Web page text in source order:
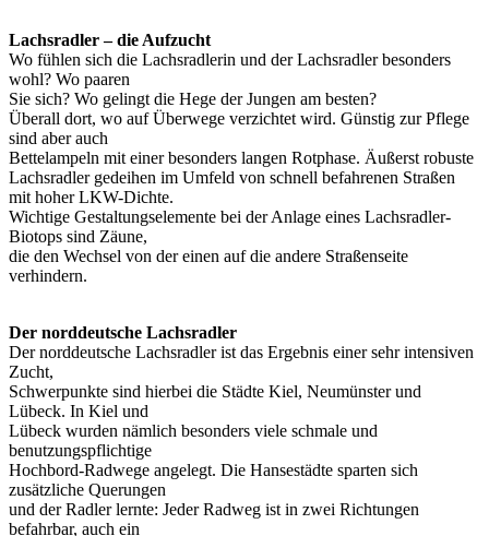
Lachsradler – die Aufzucht
Wo fühlen sich die Lachsradlerin und der Lachsradler besonders
wohl? Wo paaren
Sie sich? Wo gelingt die Hege der Jungen am besten?
Überall dort, wo auf Überwege verzichtet wird. Günstig zur Pflege
sind aber auch
Bettelampeln mit einer besonders langen Rotphase. Äußerst robuste
Lachsradler gedeihen im Umfeld von schnell befahrenen Straßen
mit hoher LKW-Dichte.
Wichtige Gestaltungselemente bei der Anlage eines Lachsradler-
Biotops sind Zäune,
die den Wechsel von der einen auf die andere Straßenseite
verhindern.
Der norddeutsche Lachsradler
Der norddeutsche Lachsradler ist das Ergebnis einer sehr intensiven
Zucht,
Schwerpunkte sind hierbei die Städte Kiel, Neumünster und
Lübeck. In Kiel und
Lübeck wurden nämlich besonders viele schmale und
benutzungspflichtige
Hochbord-Radwege angelegt. Die Hansestädte sparten sich
zusätzliche Querungen
und der Radler lernte: Jeder Radweg ist in zwei Richtungen
befahrbar, auch ein